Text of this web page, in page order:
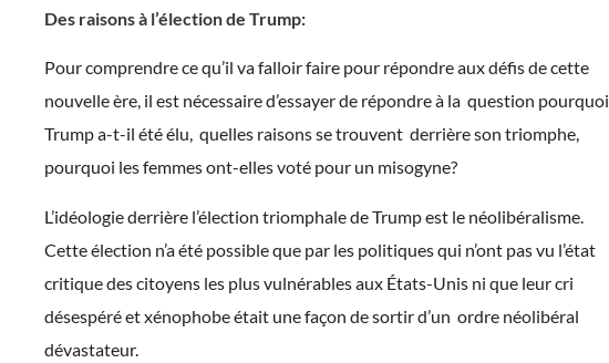
Des raisons à l’élection de Trump:
Pour comprendre ce qu’il va falloir faire pour répondre aux défis de cette
nouvelle ère, il est nécessaire d’essayer de répondre à la question pourquoi
Trump a-t-il été élu, quelles raisons se trouvent derrière son triomphe,
pourquoi les femmes ont-elles voté pour un misogyne?
L’idéologie derrière l’élection triomphale de Trump est le néolibéralisme.
Cette élection n’a été possible que par les politiques qui n’ont pas vu l’état
critique des citoyens les plus vulnérables aux États-Unis ni que leur cri
désespéré et xénophobe était une façon de sortir d’un ordre néolibéral
dévastateur.